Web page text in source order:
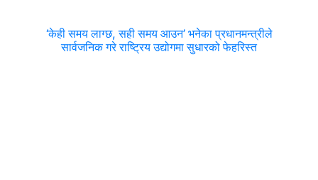
‘केही समय लाग्छ, सही समय आउन’ भनेका प्रधानमन्त्रीले
सार्वजनिक गरे राष्ट्रिय उद्योगमा सुधारको फेहरिस्त